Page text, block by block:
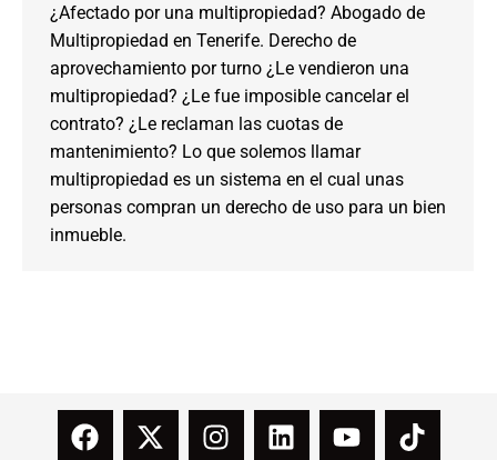
¿Afectado por una multipropiedad? Abogado de
Multipropiedad en Tenerife. Derecho de
aprovechamiento por turno ¿Le vendieron una
multipropiedad? ¿Le fue imposible cancelar el
contrato? ¿Le reclaman las cuotas de
mantenimiento? Lo que solemos llamar
multipropiedad es un sistema en el cual unas
personas compran un derecho de uso para un bien
inmueble.